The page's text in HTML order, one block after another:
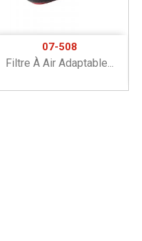
07-508
Filtre À Air Adaptable...